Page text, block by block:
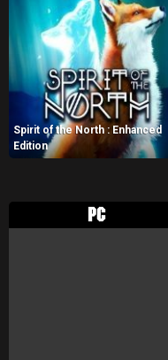
Spirit of the North : Enhanced
Edition